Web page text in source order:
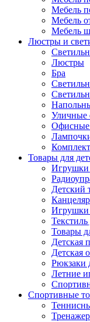
Мебель
Мебель
Мебель
Люстры и
Люстры
Бра
Уличные
Офисные
Товары для
Игрушки
Детский
Игрушки
Текстиль
Товары
Детская
Детская
Рюкзаки
Летние
Спортивные